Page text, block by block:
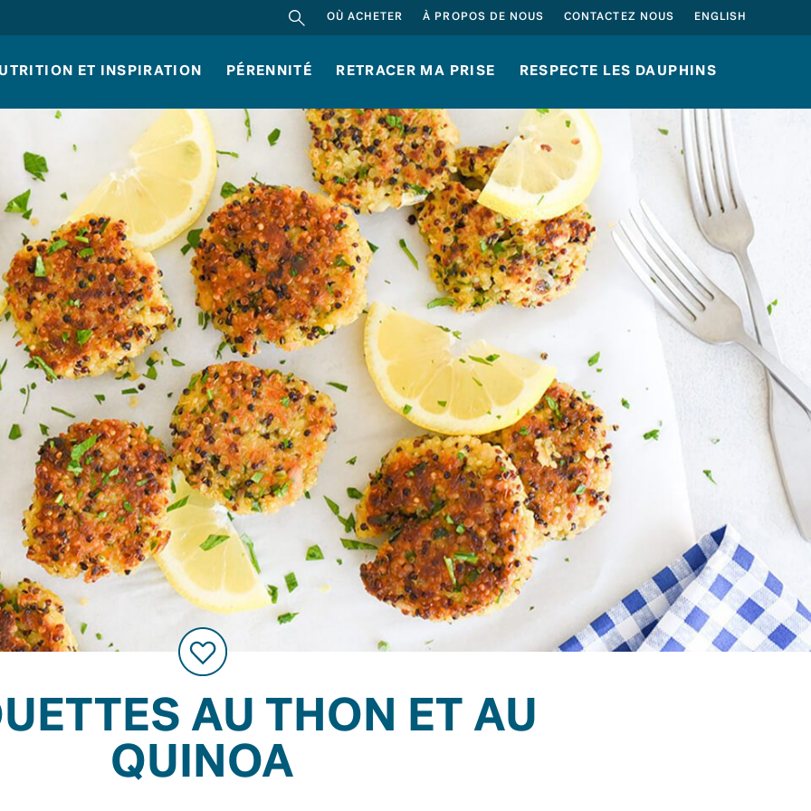
RECHERCHER
OÙ ACHETER À PROPOS DE NOUS CONTACTEZ NOUS ENGLISH
ET INSPIRATION PÉRENNITÉ RETRACER MA PRISE RESPECTE LES DAUPHINS
AU THON ET AU
QUINOA